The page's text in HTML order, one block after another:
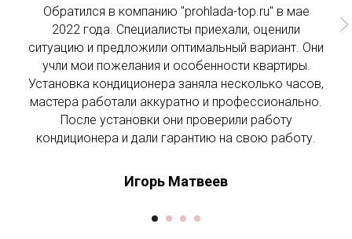
Обратился в компанию "prohlada-top.ru" в мае
2022 года. Специалисты приехали, оценили
ситуацию и предложили оптимальный вариант. Они
учли мои пожелания и особенности квартиры.
Установка кондиционера заняла несколько часов,
мастера работали аккуратно и профессионально.
После установки они проверили работу
кондиционера и дали гарантию на свою работу.
Игорь Матвеев